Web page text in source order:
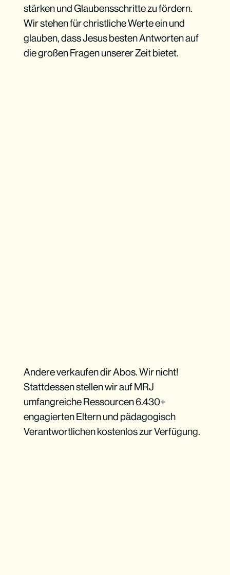
stärken und Glaubensschritte zu fördern.
Wir stehen für christliche Werte ein und
glauben, dass Jesus besten Antworten auf
die großen Fragen unserer Zeit bietet.
Andere verkaufen dir Abos. Wir nicht!
Stattdessen stellen wir auf MRJ
umfangreiche Ressourcen 6.430+
engagierten Eltern und pädagogisch
Verantwortlichen kostenlos zur Verfügung.